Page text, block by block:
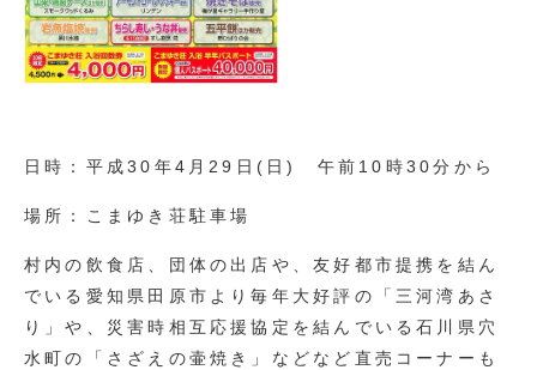
日時：平成30年4月29日(日) 午前10時30分から
場所：こまゆき荘駐車場
村内の飲食店、団体の出店や、友好都市提携を結ん
でいる愛知県田原市より毎年大好評の「三河湾あさ
り」や、災害時相互応援協定を結んでいる石川県穴
水町の「さざえの壷焼き」などなど直売コーナーも